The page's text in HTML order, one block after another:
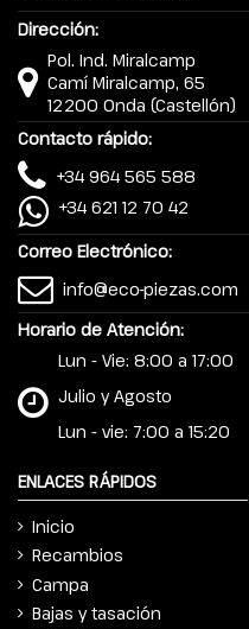
Dirección:
Pol. Ind. Miralcamp
Camí Miralcamp, 65
12200 Onda (Castellón)
Contacto rápido:
+34 964 565 588
+34 621 12 70 42
Correo Electrónico:
info@eco-piezas.com
Horario de Atención:
Lun - Vie: 8:00 a 17:00
Julio y Agosto
Lun - vie: 7:00 a 15:20
ENLACES RÁPIDOS
Inicio
Recambios
Campa
Bajas y tasación